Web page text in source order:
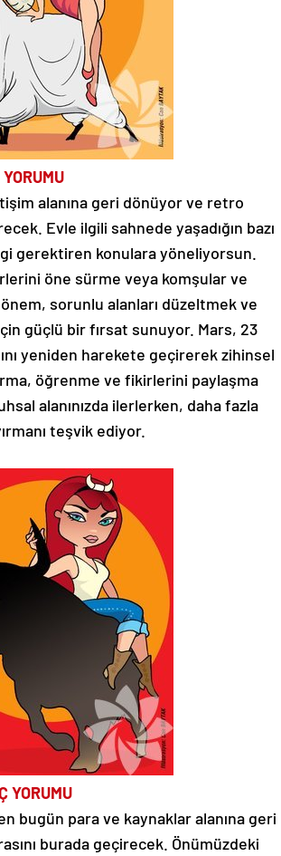
alanına geri dönüyor ve retro
Evle ilgili sahnede yaşadığın bazı
gerektiren konulara yöneliyorsun.
öne sürme veya komşular ve
sorunlu alanları düzeltmek ve
güçlü bir fırsat sunuyor. Mars, 23
yeniden harekete geçirerek zihinsel
öğrenme ve fikirlerini paylaşma
alanınızda ilerlerken, daha fazla
teşvik ediyor.
YORUMU
bugün para ve kaynaklar alanına geri
burada geçirecek. Önümüzdeki